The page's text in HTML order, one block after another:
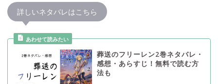
詳しいネタバレはこちら
葬送のフリーレン2巻ネタバレ・
感想・あらすじ！無料で読む方
法も